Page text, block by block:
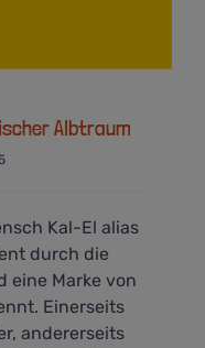
Albtraum
Kal-El alias
durch die
eine Marke von
Einerseits
andererseits